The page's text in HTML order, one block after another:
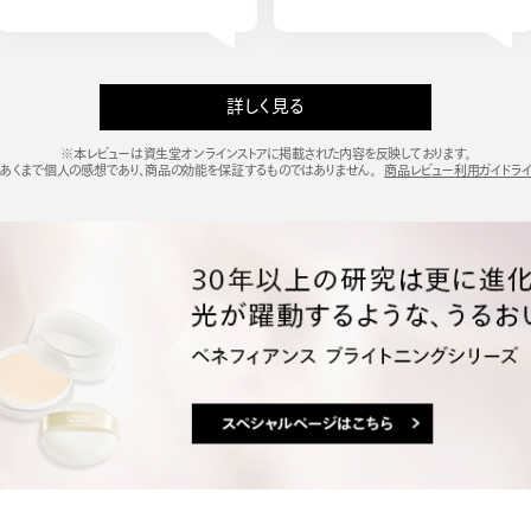
詳しく見る
※本レビューは資生堂オンラインストアに掲載された内容を反映しております。
くまで個人の感想であり、商品の効能を保証するものではありません。 商品レビュー利用ガイドラ